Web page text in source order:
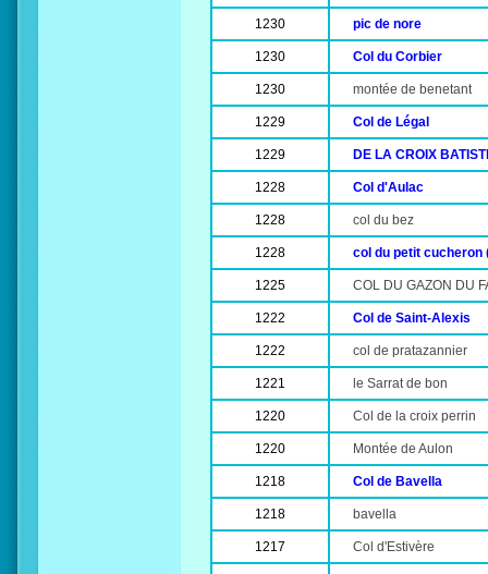
1230 pic de nore
1230 Col du Corbier
1230 montée de benetant
1229 Col de Légal
1229 DE LA CROIX
1228 Col d'Aulac
1228 col du bez
1228 col du petit cucheron
1225 COL DU GAZON DU
1222 Col de Saint-Alexis
1222 col de pratazannier
1221 le Sarrat de bon
1220 Col de la croix perrin
1220 Montée de Aulon
1218 Col de Bavella
1218 bavella
1217 Col d'Estivère